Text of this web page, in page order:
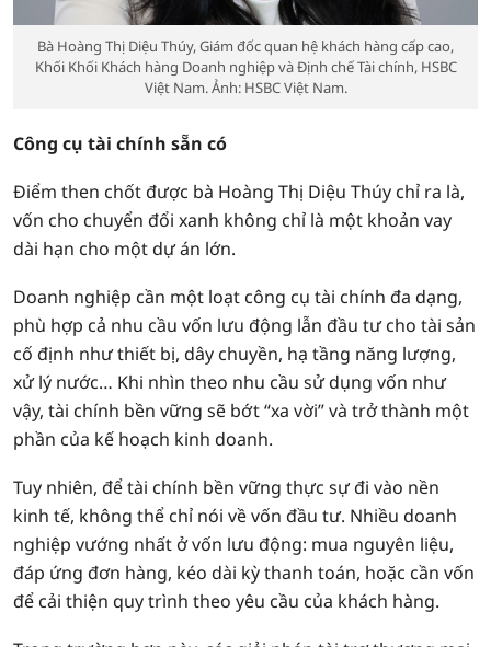
Bà Hoàng Thị Diệu Thúy, Giám đốc quan hệ khách hàng cấp cao,
Khối Khối Khách hàng Doanh nghiệp và Định chế Tài chính, HSBC
Việt Nam. Ảnh: HSBC Việt Nam.
Công cụ tài chính sẵn có
Điểm then chốt được bà Hoàng Thị Diệu Thúy chỉ ra là,
vốn cho chuyển đổi xanh không chỉ là một khoản vay
dài hạn cho một dự án lớn.
Doanh nghiệp cần một loạt công cụ tài chính đa dạng,
phù hợp cả nhu cầu vốn lưu động lẫn đầu tư cho tài sản
cố định như thiết bị, dây chuyền, hạ tầng năng lượng,
xử lý nước… Khi nhìn theo nhu cầu sử dụng vốn như
vậy, tài chính bền vững sẽ bớt “xa vời” và trở thành một
phần của kế hoạch kinh doanh.
Tuy nhiên, để tài chính bền vững thực sự đi vào nền
kinh tế, không thể chỉ nói về vốn đầu tư. Nhiều doanh
nghiệp vướng nhất ở vốn lưu động: mua nguyên liệu,
đáp ứng đơn hàng, kéo dài kỳ thanh toán, hoặc cần vốn
để cải thiện quy trình theo yêu cầu của khách hàng.